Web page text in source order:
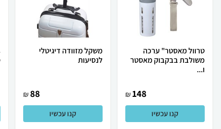
טרוול מאסטר" ערכה
משולבת בבקבוק מאסטר
ו...
148
₪
קנו עכשיו
משקל מזוודה דיגיטלי
לנסיעות
88
₪
קנו עכשיו